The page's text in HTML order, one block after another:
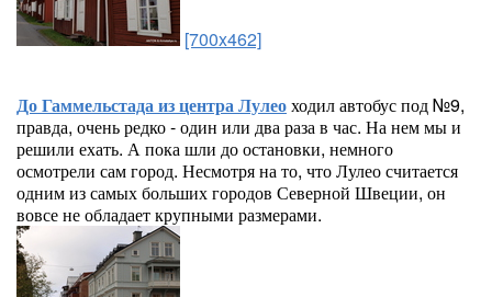
[700x462]
До Гаммельстада из центра Лулеоходил автобус под №9,
правда, очень редко - один или два раза в час. На нем мы и
решили ехать. А пока шли до остановки, немного
осмотрели сам город. Несмотря на то, что Лулео считается
одним из самых больших городов Северной Швеции, он
вовсе не обладает крупными размерами.